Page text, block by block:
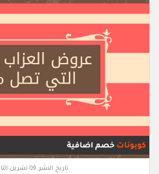
تاريخ النشر:09 تشرين الثاني, 2023